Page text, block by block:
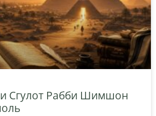
Сгулот Рабби Шимшон